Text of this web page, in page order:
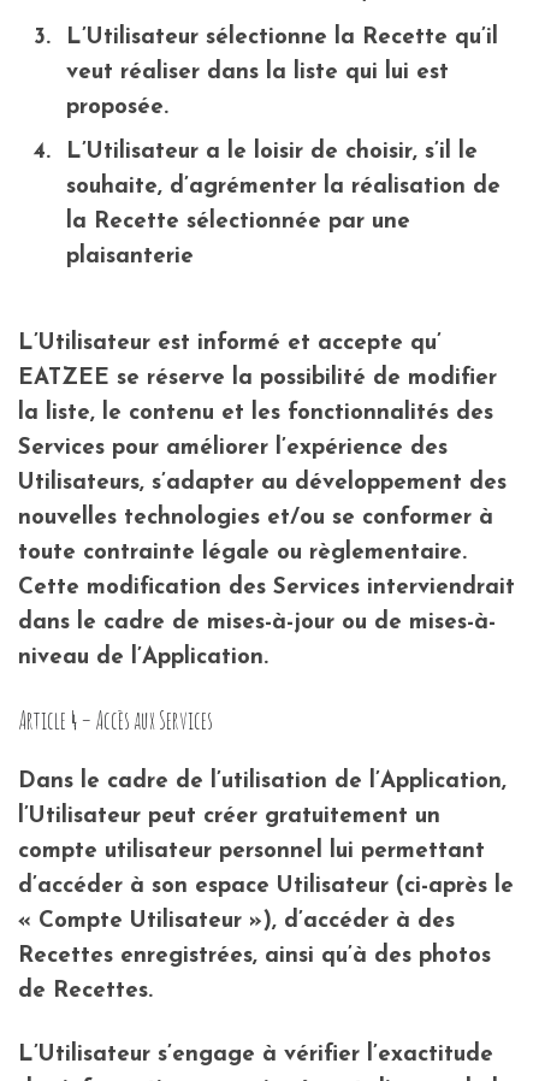
L’Utilisateur sélectionne la Recette qu’il
veut réaliser dans la liste qui lui est
proposée.
L’Utilisateur a le loisir de choisir, s’il le
souhaite, d’agrémenter la réalisation de
la Recette sélectionnée par une
plaisanterie
L’Utilisateur est informé et accepte qu’
EATZEE se réserve la possibilité de modifier
la liste, le contenu et les fonctionnalités des
Services pour améliorer l’expérience des
Utilisateurs, s’adapter au développement des
nouvelles technologies et/ou se conformer à
toute contrainte légale ou règlementaire.
Cette modification des Services interviendrait
dans le cadre de mises-à-jour ou de mises-à-
niveau de l’Application.
Article 4 – Accès aux Services
Dans le cadre de l’utilisation de l’Application,
l’Utilisateur peut créer gratuitement un
compte utilisateur personnel lui permettant
d’accéder à son espace Utilisateur (ci-après le
« Compte Utilisateur »), d’accéder à des
Recettes enregistrées, ainsi qu’à des photos
de Recettes.
L’Utilisateur s’engage à vérifier l’exactitude